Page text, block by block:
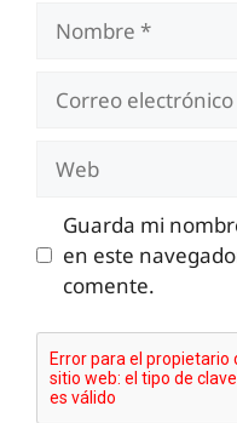
Nombre
Correo
electrónico
Guarda mi
en este
comente.